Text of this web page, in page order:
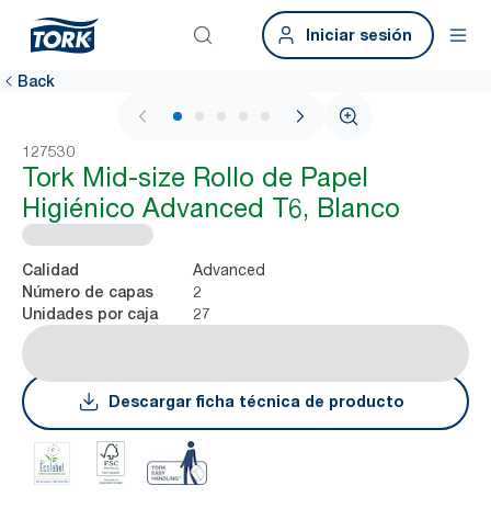
Iniciar sesión
Back
1 / 5
127530
Tork Mid-size Rollo de Papel
Higiénico Advanced T6, Blanco
Calidad Advanced
Número de capas 2
Unidades por caja 27
Descargar ficha técnica de producto